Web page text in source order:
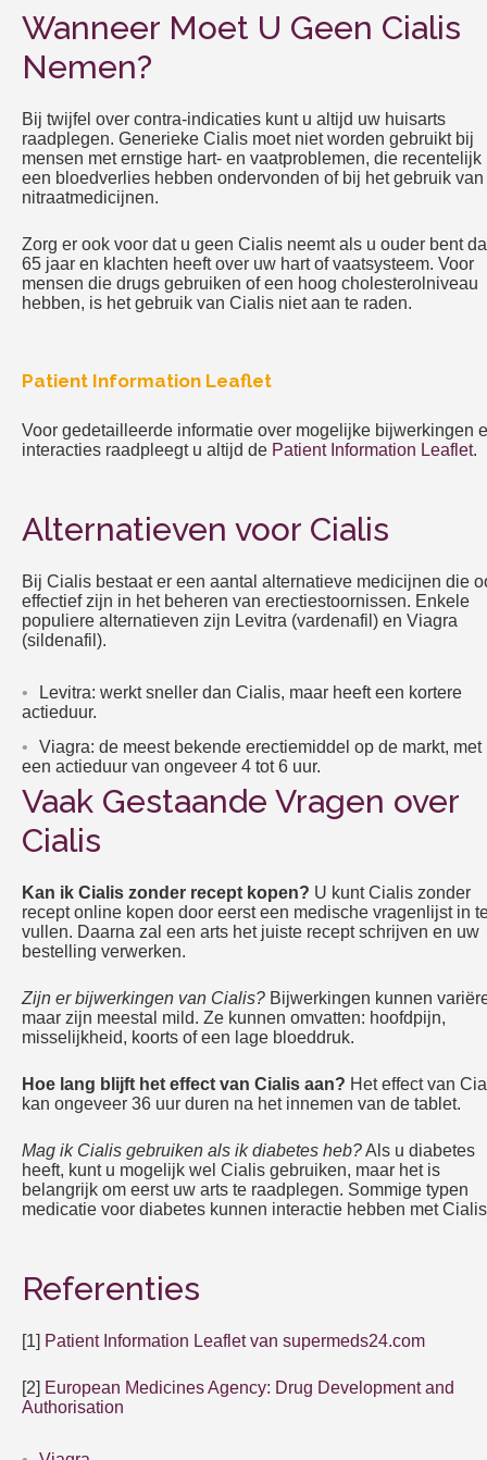
Wanneer Moet U Geen Cialis
Nemen?
Bij twijfel over contra-indicaties kunt u altijd uw huisarts
raadplegen. Generieke Cialis moet niet worden gebruikt bij
mensen met ernstige hart- en vaatproblemen, die recentelijk
een bloedverlies hebben ondervonden of bij het gebruik van
nitraatmedicijnen.
Zorg er ook voor dat u geen Cialis neemt als u ouder bent
65 jaar en klachten heeft over uw hart of vaatsysteem. Voor
mensen die drugs gebruiken of een hoog cholesterolniveau
hebben, is het gebruik van Cialis niet aan te raden.
Patient Information Leaflet
Voor gedetailleerde informatie over mogelijke bijwerkingen
interacties raadpleegt u altijd de Patient Information Leaflet.
Alternatieven voor Cialis
Bij Cialis bestaat er een aantal alternatieve medicijnen die
effectief zijn in het beheren van erectiestoornissen. Enkele
populiere alternatieven zijn Levitra (vardenafil) en Viagra
(sildenafil).
Levitra: werkt sneller dan Cialis, maar heeft een kortere
actieduur.
Viagra: de meest bekende erectiemiddel op de markt, met
een actieduur van ongeveer 4 tot 6 uur.
Vaak Gestaande Vragen over
Cialis
Kan ik Cialis zonder recept kopen? U kunt Cialis zonder
recept online kopen door eerst een medische vragenlijst in
vullen. Daarna zal een arts het juiste recept schrijven en uw
bestelling verwerken.
Zijn er bijwerkingen van Cialis? Bijwerkingen kunnen
maar zijn meestal mild. Ze kunnen omvatten: hoofdpijn,
misselijkheid, koorts of een lage bloeddruk.
Hoe lang blijft het effect van Cialis aan? Het effect van
kan ongeveer 36 uur duren na het innemen van de tablet.
Mag ik Cialis gebruiken als ik diabetes heb?Als u diabetes
heeft, kunt u mogelijk wel Cialis gebruiken, maar het is
belangrijk om eerst uw arts te raadplegen. Sommige typen
medicatie voor diabetes kunnen interactie hebben met
Referenties
[1] Patient Information Leaflet van supermeds24.com
[2] European Medicines Agency: Drug Development and
Authorisation